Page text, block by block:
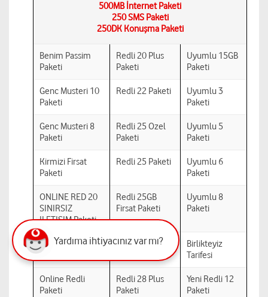
Yardıma ihtiyacınız var mı?
500MB İnternet Paketi
250 SMS Paketi
250DK Konuşma Paketi
Benim Passim
Paketi
Redli 20 Plus
Paketi
Uyumlu 15GB
Paketi
Genc Musteri 10
Paketi
Redli 22 Paketi
Uyumlu 3
Paketi
Genc Musteri 8
Paketi
Redli 25 Ozel
Paketi
Uyumlu 5
Paketi
Kirmizi Firsat
Paketi
Redli 25 Paketi
Uyumlu 6
Paketi
ONLINE RED 20
SINIRSIZ
ILETISIM Paketi
Redli 25GB
Firsat Paketi
Uyumlu 8
Paketi
Online Kirmizi
Firsat Paketi
Redli 28 Paketi
Birlikteyiz
Tarifesi
Online Redli
Paketi
Redli 28 Plus
Paketi
Yeni Redli 12
Paketi